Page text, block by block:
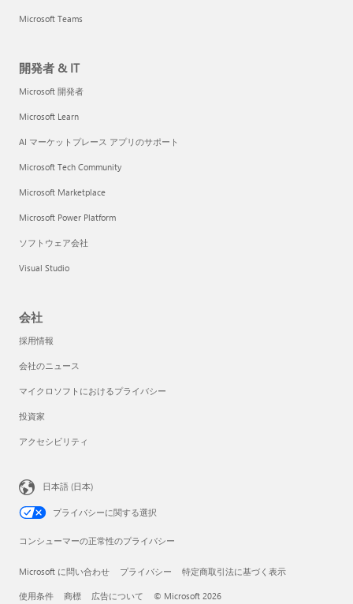
Microsoft Teams
開発者 & IT
Microsoft 開発者
Microsoft Learn
AI マーケットプレース アプリのサポート
Microsoft Tech Community
Microsoft Marketplace
Microsoft Power Platform
ソフトウェア会社
Visual Studio
会社
採用情報
会社のニュース
マイクロソフトにおけるプライバシー
投資家
アクセシビリティ
日本語 (日本)
プライバシーに関する選択
コンシューマーの正常性のプライバシー
Microsoft に問い合わせ プライバシー 特定商取引法に基づく表示
使用条件 商標 広告について © Microsoft 2026